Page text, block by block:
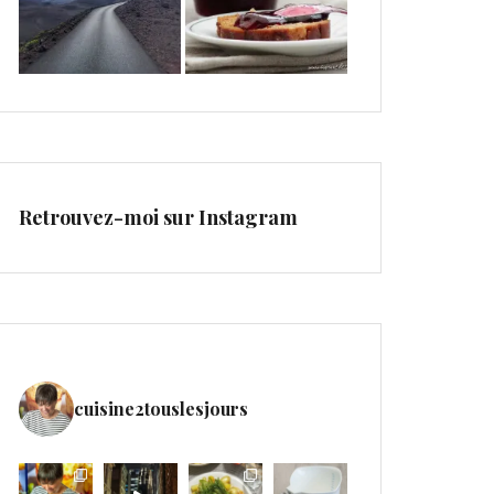
Retrouvez-moi sur Instagram
cuisine2touslesjours